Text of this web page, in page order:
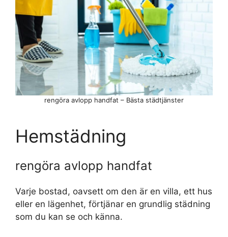
rengöra avlopp handfat – Bästa städtjänster
Hemstädning
rengöra avlopp handfat
Varje bostad, oavsett om den är en villa, ett hus
eller en lägenhet, förtjänar en grundlig städning
som du kan se och känna.